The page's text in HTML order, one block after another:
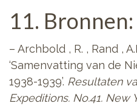
11. Bronnen:
– Archbold , R. , Rand ,
‘Samenvatting van de
1938-1939’. Resultaten
Expeditions. No.41. New